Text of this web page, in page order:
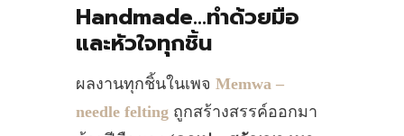
Handmade…ทำด้วยมือ
และหัวใจทุกชิ้น
ผลงานทุกชิ้นในเพจ Memwa –
needle felting ถูกสร้างสรรค์ออกมา